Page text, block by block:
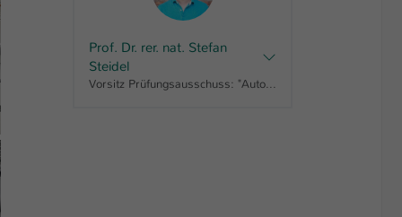
Prof. Dr. rer. nat. Stefan
Steidel
Vorsitz Prüfungsausschuss: "Automatisierungstechnik, Bachelor" "Elektrotechnik - ausbildungsintegriert, Bachelor" "Elektrotechnik, Bachelor" "Elektrotechnik - berufsbegleitend, Bachelor" "Elektrotechnik - dual, Bachelor" "Energie-Ingenieurwesen, Bachelor" "Energie-Ingenieurwesen - dual, Bachelor" "Industrial Engineering, Bachelor" "Maschinenbau - ausbildungsintegriert, Bachelor" "Maschinenbau, Bachelor" "Maschinenbau - berufsbegleitend, Bachelor" "Maschinenbau - dual, Bachelor" "Mechanical Engineering, Bachelor" "Mechatronik - ausbildungsintegriert, Bachelor" "Mechatronik, Bachelor" "Mechatronik - berufsbegleitend, Bachelor" "Mechatronik - dual, Bachelor" "Prozessingenieurwesen, Bachelor" "Wirtschaftsingenieurwesen, Bachelor" "Wirtschaftsingenieurwesen-dual, Bachelor" " Wirtschaftsingenieurwesen - berufsbegleitend, Bachelor", Fachbereichsrat AING, Prüfungsausschuss AING Bachelor, Prüfungsausschuss AING Master